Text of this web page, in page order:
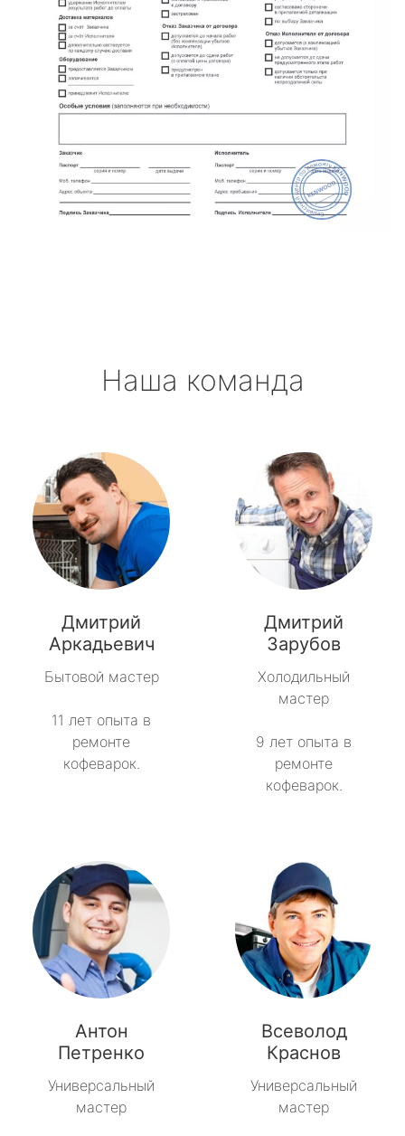
Наша команда
Дмитрий
Аркадьевич
Бытовой мастер
11 лет опыта в
ремонте
кофеварок.
Дмитрий
Зарубов
Холодильный
мастер
9 лет опыта в
ремонте
кофеварок.
Антон
Петренко
Универсальный
мастер
Всеволод
Краснов
Универсальный
мастер